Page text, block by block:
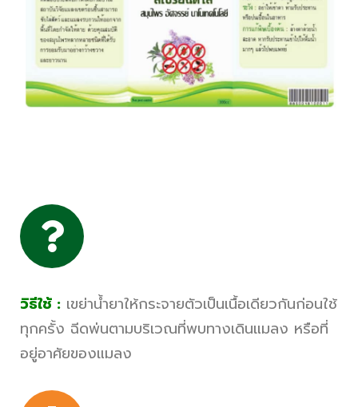
วิธีใช้ : เขย่าน้ำยาให้กระจายตัวเป็นเนื้อเดียวกันก่อนใช้
ทุกครั้ง ฉีดพ่นตามบริเวณที่พบทางเดินแมลง หรือที่
อยู่อาศัยของแมลง